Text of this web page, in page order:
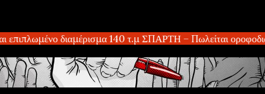
διαμέρισμα 140 τ.μ ΣΠΑΡΤΗ – Πωλείται